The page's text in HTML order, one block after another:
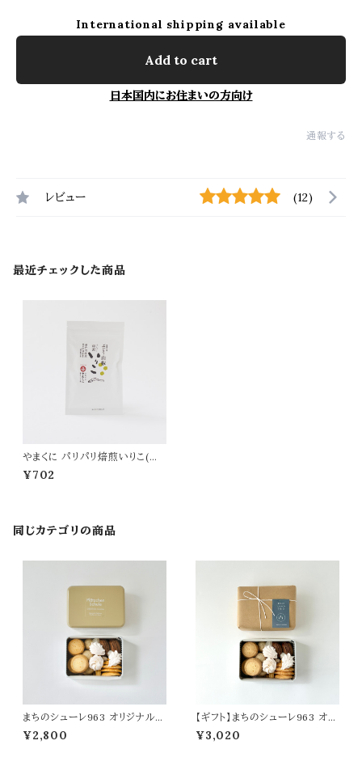
International shipping available
Add to cart
日本国内にお住まいの方向け
通報する
レビュー (12)
最近チェックした商品
やまくに パリパリ焙煎いりこ(ぶ
どう山椒)
¥702
同じカテゴリの商品
まちのシューレ963 オリジナルク
ッキー缶
¥2,800
【ギフト】まちのシューレ963 オリ
ジナルクッキー缶
¥3,020